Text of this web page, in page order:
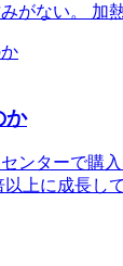
がない。 加
か
ンターで購
以上に成長し